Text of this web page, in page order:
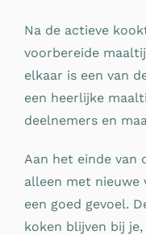
Na de actieve
voorbereide
elkaar is een van
een heerlijke
deelnemers en
Aan het einde van
alleen met nieuwe
een goed gevoel.
koken blijven bij